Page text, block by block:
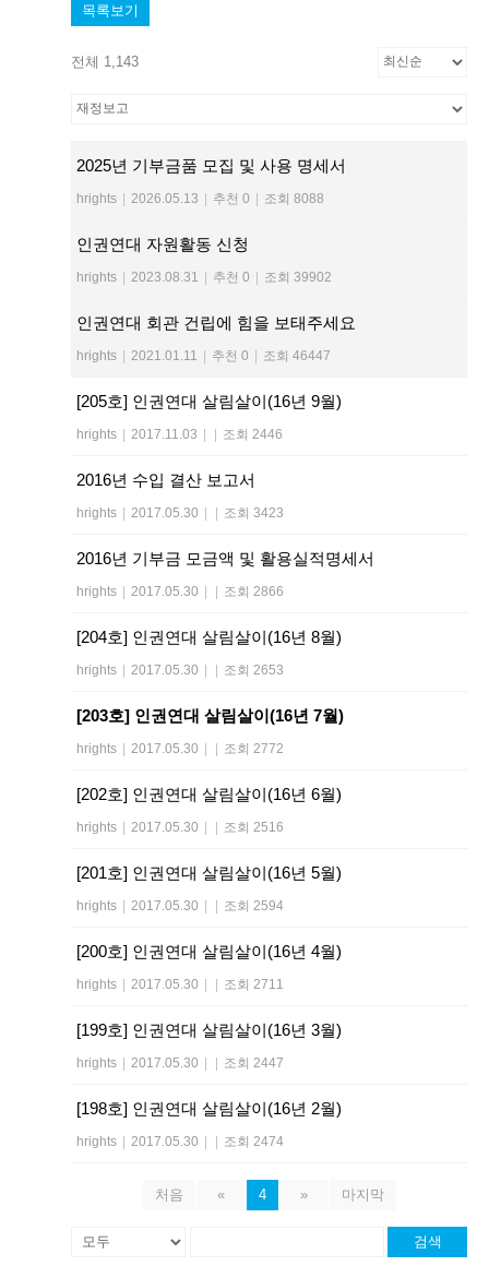
목록보기
전체 1,143
2025년 기부금품 모집 및 사용 명세서
hrights | 2026.05.13 | 추천 0 | 조회 8088
인권연대 자원활동 신청
hrights | 2023.08.31 | 추천 0 | 조회 39902
인권연대 회관 건립에 힘을 보태주세요
hrights | 2021.01.11 | 추천 0 | 조회 46447
[205호] 인권연대 살림살이(16년 9월)
hrights | 2017.11.03 | | 조회 2446
2016년 수입 결산 보고서
hrights | 2017.05.30 | | 조회 3423
2016년 기부금 모금액 및 활용실적명세서
hrights | 2017.05.30 | | 조회 2866
[204호] 인권연대 살림살이(16년 8월)
hrights | 2017.05.30 | | 조회 2653
[203호] 인권연대 살림살이(16년 7월)
hrights | 2017.05.30 | | 조회 2772
[202호] 인권연대 살림살이(16년 6월)
hrights | 2017.05.30 | | 조회 2516
[201호] 인권연대 살림살이(16년 5월)
hrights | 2017.05.30 | | 조회 2594
[200호] 인권연대 살림살이(16년 4월)
hrights | 2017.05.30 | | 조회 2711
[199호] 인권연대 살림살이(16년 3월)
hrights | 2017.05.30 | | 조회 2447
[198호] 인권연대 살림살이(16년 2월)
hrights | 2017.05.30 | | 조회 2474
처음 « 4 » 마지막
검색